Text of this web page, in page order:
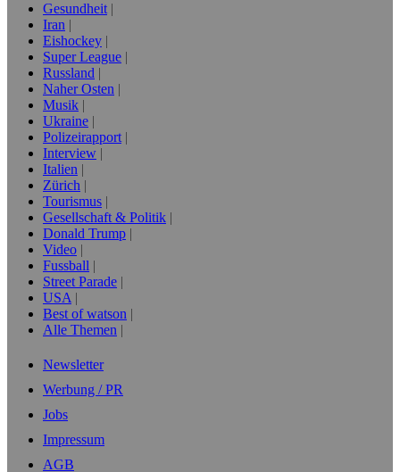
Gesundheit
Iran
Eishockey
Super League
Russland
Naher Osten
Musik
Ukraine
Polizeirapport
Interview
Italien
Zürich
Tourismus
Gesellschaft & Politik
Donald Trump
Video
Fussball
Street Parade
USA
Best of watson
Alle Themen
Newsletter
Werbung / PR
Jobs
Impressum
AGB